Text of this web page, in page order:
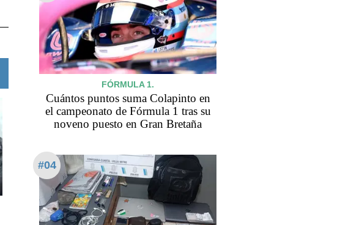
FÓRMULA 1.
Cuántos puntos suma Colapinto en
el campeonato de Fórmula 1 tras su
noveno puesto en Gran Bretaña
#04